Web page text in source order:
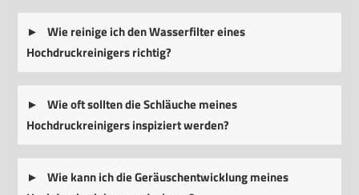
Wie reinige ich den Wasserfilter eines
Hochdruckreinigers richtig?
Wie oft sollten die Schläuche meines
Hochdruckreinigers inspiziert werden?
Wie kann ich die Geräuschentwicklung meines